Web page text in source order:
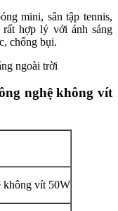
mini, sân tập tennis,
hợp lý với ánh sáng
chống bụi.
nghệ không vít
không vít 50W